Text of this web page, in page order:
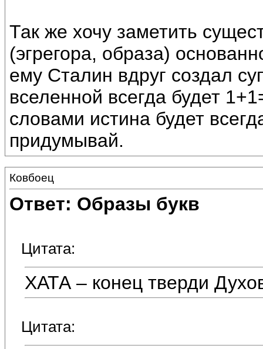
Так же хочу заметить
(эгрегора, образа)
ему Сталин вдруг создал
вселенной всегда будет
словами истина будет
придумывай.
Ковбоец
Ответ: Образы букв
Цитата:
ХАТА – конец тверди
Цитата: